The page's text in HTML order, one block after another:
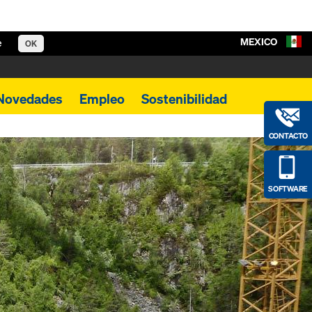
OK
Empleo Sostenibilidad
CONTACTO
SOFTWARE
MEXICO